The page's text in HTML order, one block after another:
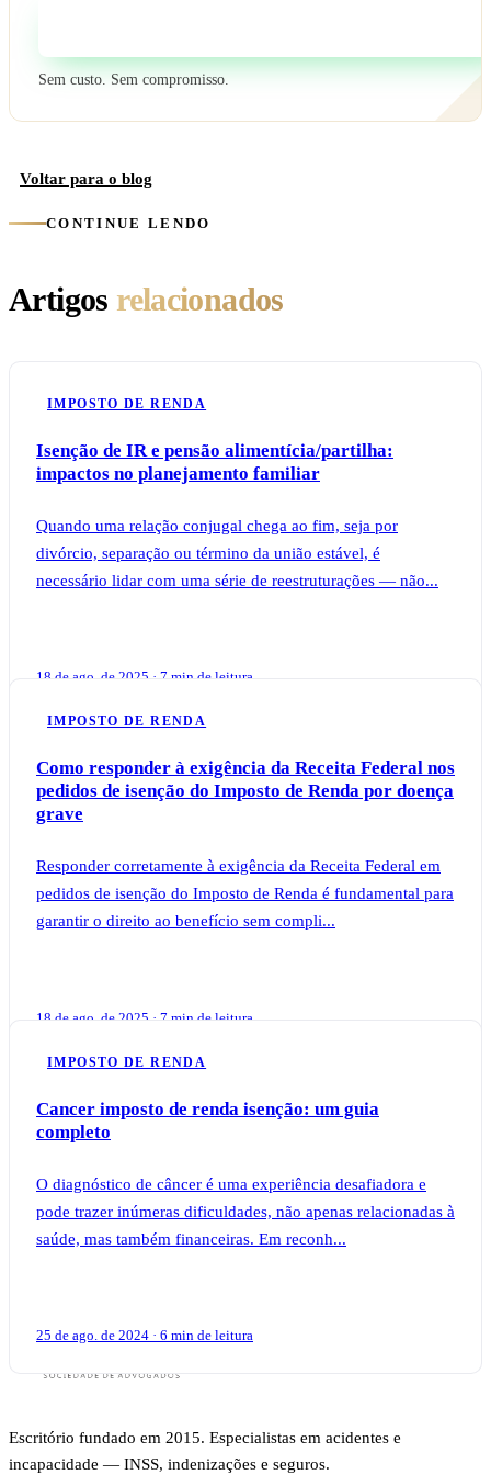
Sem custo. Sem compromisso.
Voltar para o blog
CONTINUE LENDO
Artigos relacionados
IMPOSTO DE RENDA
Isenção de IR e pensão alimentícia/partilha:
impactos no planejamento familiar
Quando uma relação conjugal chega ao fim, seja por
divórcio, separação ou término da união estável, é
necessário lidar com uma série de reestruturações — não...
18 de ago. de 2025 · 7 min de leitura
IMPOSTO DE RENDA
Como responder à exigência da Receita Federal nos
pedidos de isenção do Imposto de Renda por doença
grave
Responder corretamente à exigência da Receita Federal em
pedidos de isenção do Imposto de Renda é fundamental para
garantir o direito ao benefício sem compli...
18 de ago. de 2025 · 7 min de leitura
IMPOSTO DE RENDA
Cancer imposto de renda isenção: um guia
completo
O diagnóstico de câncer é uma experiência desafiadora e
pode trazer inúmeras dificuldades, não apenas relacionadas à
saúde, mas também financeiras. Em reconh...
25 de ago. de 2024 · 6 min de leitura
Escritório fundado em 2015. Especialistas em acidentes e
incapacidade — INSS, indenizações e seguros.